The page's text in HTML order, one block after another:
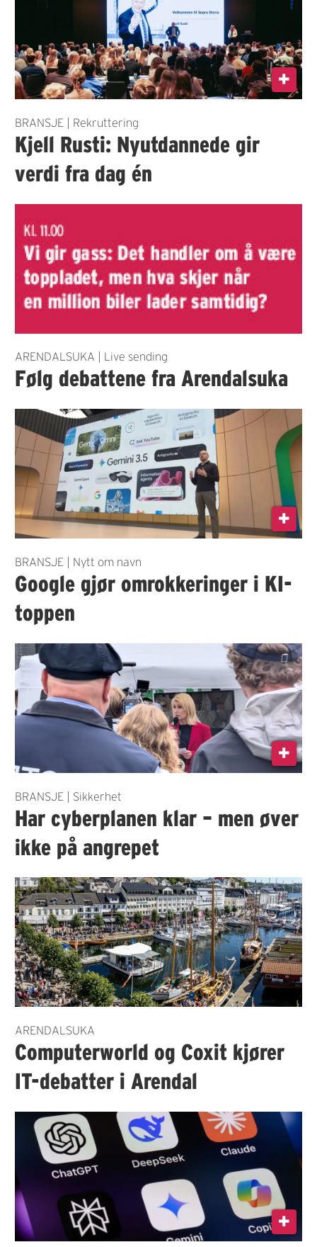
BRANSJE | Rekruttering
Kjell Rusti: Nyutdannede gir
verdi fra dag én
ARENDALSUKA | Live sending
Følg debattene fra Arendalsuka
BRANSJE | Nytt om navn
Google gjør omrokkeringer i KI-
toppen
BRANSJE | Sikkerhet
Har cyberplanen klar – men øver
ikke på angrepet
ARENDALSUKA
Computerworld og Coxit kjører
IT-debatter i Arendal